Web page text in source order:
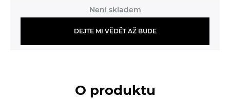
Není skladem
DEJTE MI VĚDĚT AŽ BUDE
O produktu